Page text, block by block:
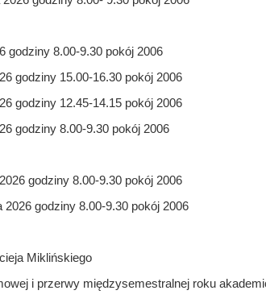
godziny 8.00-9.30 pokój 2006
godziny 15.00-16.30 pokój 2006
godziny 12.45-14.15 pokój 2006
godziny 8.00-9.30 pokój 2006
godziny 8.00-9.30 pokój 2006
godziny 8.00-9.30 pokój 2006
Miklińskiego
i przerwy międzysemestralnej roku